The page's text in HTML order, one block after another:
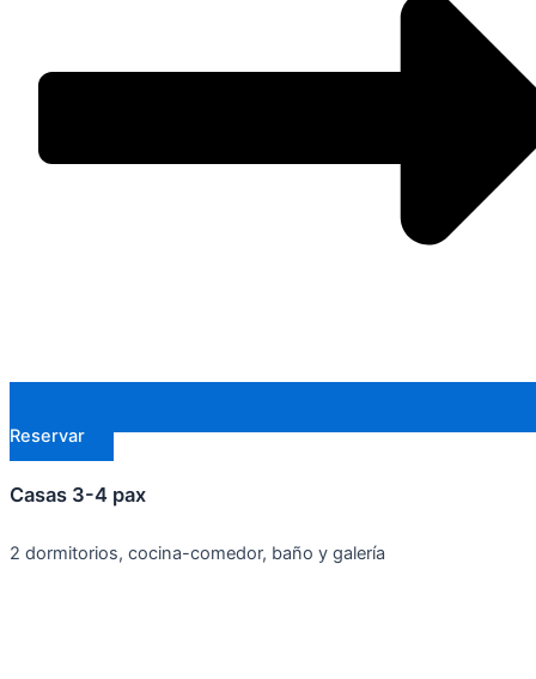
Reservar
Casas 3-4 pax
2 dormitorios, cocina-comedor, baño y galería